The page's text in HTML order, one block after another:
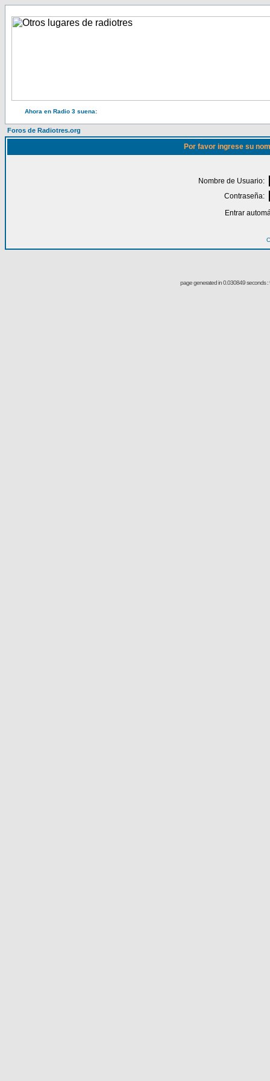
Ahora en Radio 3 suena:
Foros de Radiotres.org
Por favor ingrese su
Nombre de Usuario:
Contraseña:
Entrar
page generated in 0.030849 seconds :